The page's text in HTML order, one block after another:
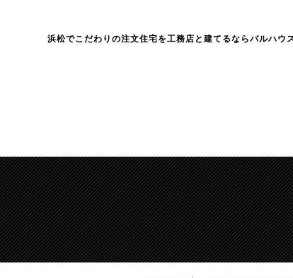
浜松でこだわりの注文住宅を工務店と建てるならバルハウ